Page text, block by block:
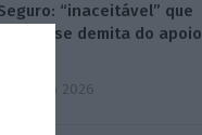
“inaceitável” que
Estado se demita do apoio
6 Agosto 2026